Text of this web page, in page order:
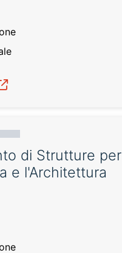
di Strutture per
e l'Architettura